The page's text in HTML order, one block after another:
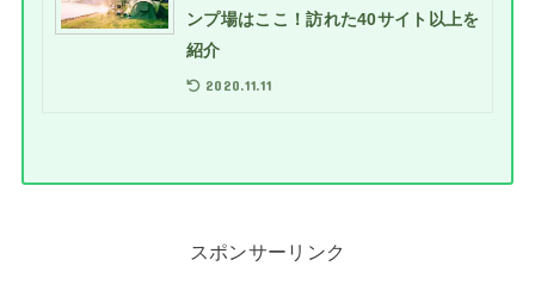
ンプ場はここ！訪れた40サイト以上を
紹介
2020.11.11
スポンサーリンク